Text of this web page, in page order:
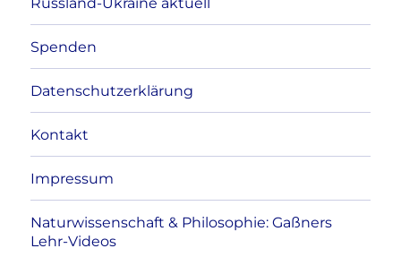
Spenden
Datenschutzerklärung
Kontakt
Impressum
Naturwissenschaft & Philosophie: Gaßners
Lehr-Videos